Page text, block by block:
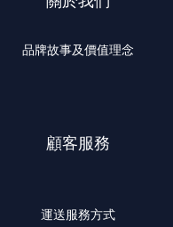
品牌故事及價值理念
顧客服務
運送服務方式